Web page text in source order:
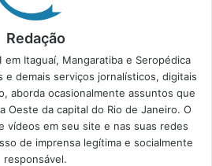
Redação
em Itaguaí, Mangaratiba e Seropédica
e demais serviços jornalísticos, digitais
aborda ocasionalmente assuntos que
Oeste da capital do Rio de Janeiro. O
vídeos em seu site e nas suas redes
de imprensa legítima e socialmente
responsável.